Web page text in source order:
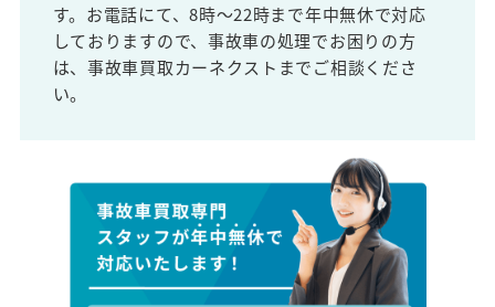
す。お電話にて、8時～22時まで年中無休で対応
しておりますので、事故車の処理でお困りの方
は、事故車買取カーネクストまでご相談くださ
い。